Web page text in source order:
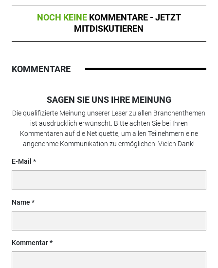
NOCH KEINE KOMMENTARE - JETZT
MITDISKUTIEREN
KOMMENTARE
SAGEN SIE UNS IHRE MEINUNG
Die qualifizierte Meinung unserer Leser zu allen Branchenthemen
ist ausdrücklich erwünscht. Bitte achten Sie bei Ihren
Kommentaren auf die Netiquette, um allen Teilnehmern eine
angenehme Kommunikation zu ermöglichen. Vielen Dank!
E-Mail
Name
Kommentar